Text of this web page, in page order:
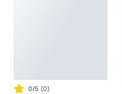
0/5 (0)